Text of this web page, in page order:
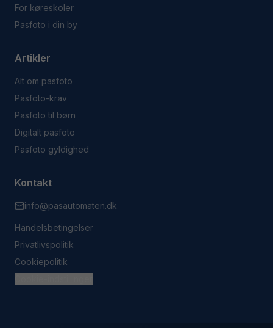
For køreskoler
Pasfoto i din by
Artikler
Alt om pasfoto
Pasfoto-krav
Pasfoto til børn
Digitalt pasfoto
Pasfoto gyldighed
Kontakt
info@pasautomaten.dk
Handelsbetingelser
Privatlivspolitik
Cookiepolitik